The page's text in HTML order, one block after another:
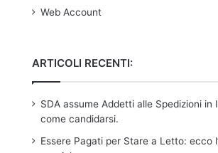
Web Account
ARTICOLI RECENTI:
SDA assume Addetti alle Spedizioni in
come candidarsi.
Essere Pagati per Stare a Letto: ecco